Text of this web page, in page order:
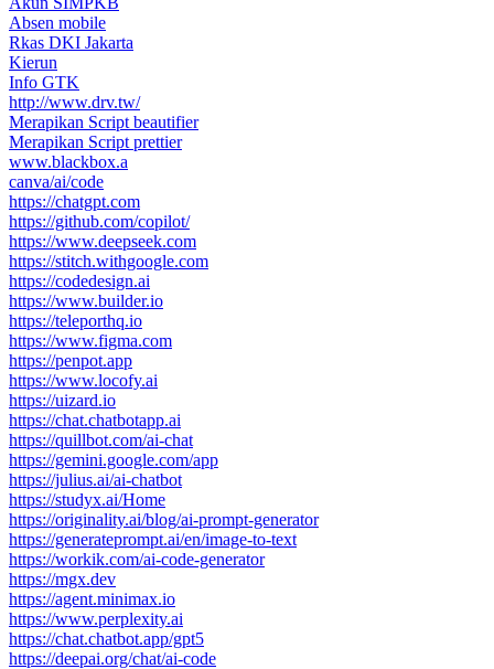
Absen mobile
Rkas DKI Jakarta
Kierun
Info GTK
http://www.drv.tw/
Merapikan Script beautifier
Merapikan Script prettier
www.blackbox.a
canva/ai/code
https://chatgpt.com
https://github.com/copilot/
https://www.deepseek.com
https://stitch.withgoogle.com
https://codedesign.ai
https://www.builder.io
https://teleporthq.io
https://www.figma.com
https://penpot.app
https://www.locofy.ai
https://uizard.io
https://chat.chatbotapp.ai
https://quillbot.com/ai-chat
https://gemini.google.com/app
https://julius.ai/ai-chatbot
https://studyx.ai/Home
https://originality.ai/blog/ai-prompt-generator
https://generateprompt.ai/en/image-to-text
https://workik.com/ai-code-generator
https://mgx.dev
https://agent.minimax.io
https://www.perplexity.ai
https://chat.chatbot.app/gpt5
https://deepai.org/chat/ai-code